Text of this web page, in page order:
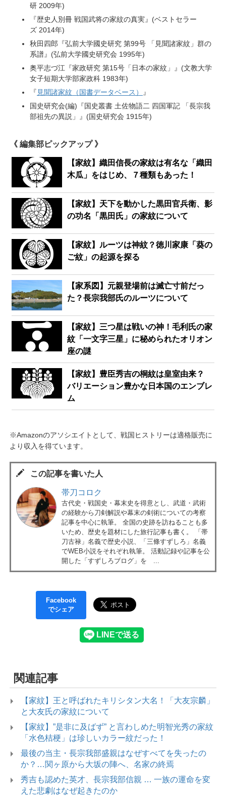
研 2009年)
『歴史人別冊 戦国武将の家紋の真実』(ベストセラー
ズ 2014年)
秋田四郎『弘前大学國史研究 第99号 「見聞諸家紋」群の
系譜』(弘前大学國史研究会 1995年)
奥平志づ江『家政研究 第15号「日本の家紋」』(文教大学
女子短期大学部家政科 1983年)
『 見聞諸家紋（国書データベース）
』
国史研究会(編)『国史叢書 土佐物語二 四国軍記 「長宗我
部祖先の異説」』(国史研究会 1915年)
《 編集部ピックアップ 》
【家紋】織田信長の家紋は有名な「織田
木瓜」をはじめ、７種類もあった！
【家紋】天下を動かした黒田官兵衛、影
の功名「黒田氏」の家紋について
【家紋】ルーツは神紋？徳川家康「葵の
ご紋」の起源を探る
【家系図】元親登場前は滅亡寸前だっ
た？長宗我部氏のルーツについて
【家紋】三つ星は戦いの神！毛利氏の家
紋「一文字三星」に秘められたオリオン
座の謎
【家紋】豊臣秀吉の桐紋は皇室由来？
バリエーション豊かな日本国のエンブレ
ム
※Amazonのアソシエイトとして、戦国ヒストリーは適格販売に
より収入を得ています。
この記事を書いた人
帯刀コロク
古代史・戦国史・幕末史を得意とし、武道・武術
の経験から刀剣解説や幕末の剣術についての考察
記事を中心に執筆。 全国の史跡を訪ねることも多
いため、歴史を題材にした旅行記事も書く。 「帯
刀古禄」名義で歴史小説、「三條すずしろ」名義
でWEB小説をそれぞれ執筆。 活動記録や記事を公
開した「すずしろブログ」を ...
Facebook
でシェア
関連記事
【家紋】王と呼ばれたキリシタン大名！「大友宗麟」
と大友氏の家紋について
【家紋】”是非に及ばず” と言わしめた明智光秀の家紋
「水色桔梗」は珍しいカラー紋だった！
最後の当主・長宗我部盛親はなぜすべてを失ったの
か？…関ヶ原から大坂の陣へ、名家の終焉
秀吉も認めた英才、長宗我部信親 … 一族の運命を変
えた悲劇はなぜ起きたのか